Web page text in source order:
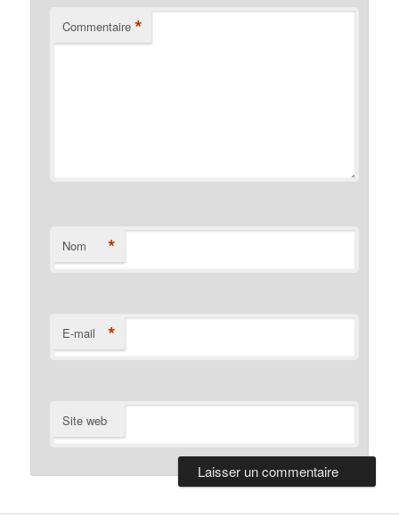
Commentaire *
Nom *
E-mail *
Site web